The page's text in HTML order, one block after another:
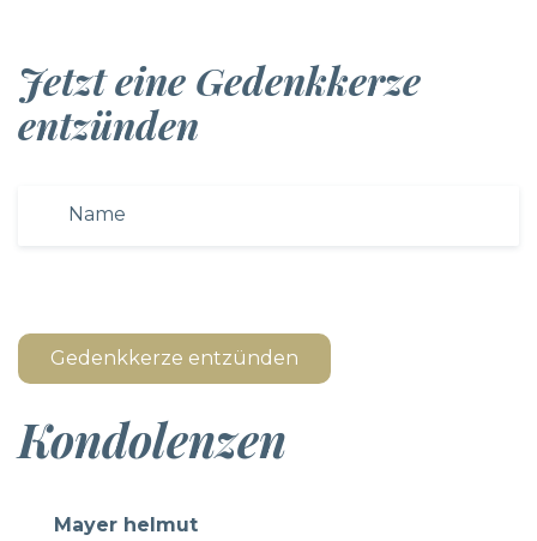
Jetzt eine Gedenkkerze
entzünden
Gedenkkerze entzünden
Kondolenzen
Mayer helmut